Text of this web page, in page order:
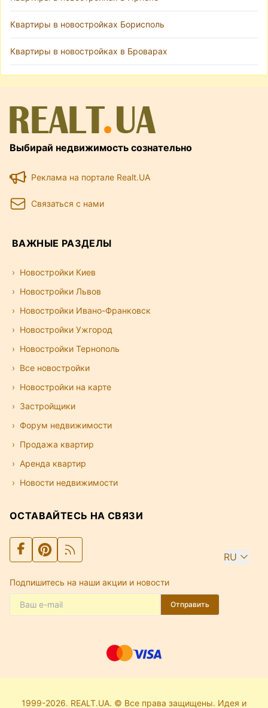
Квартиры в новостройках Борисполь
Квартиры в новостройках в Броварах
Выбирай недвижимость сознательно
Реклама на портале Realt.UA
Связаться с нами
ВАЖНЫЕ РАЗДЕЛЫ
Новостройки Киев
Новостройки Львов
Новостройки Ивано-Франковск
Новостройки Ужгород
Новостройки Тернополь
Все новостройки
Новостройки на карте
Застройщики
Форум недвижимости
Продажа квартир
Аренда квартир
Новости недвижимости
ОСТАВАЙТЕСЬ НА СВЯЗИ
RU
Подпишитесь на наши акции и новости
Отправить
1999-2026. REALT.UA. © Все права защищены. Идея и